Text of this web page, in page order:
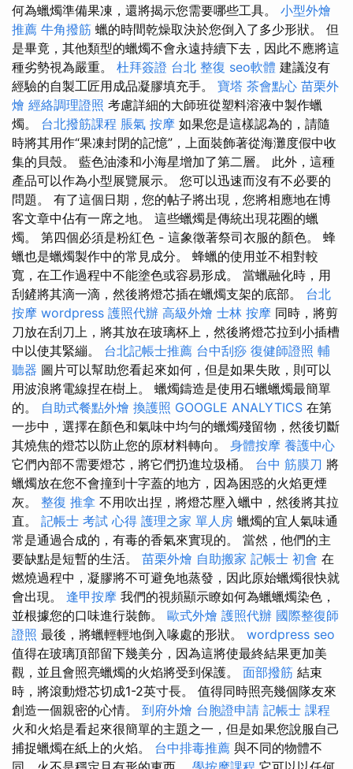
何為蠟燭準備果凍，還將揭示您需要哪些工具。 小型外燴
推薦 牛角撥筋 蠟的時間乾燥取決於您倒入了多少形狀。 但
是畢竟，其他類型的蠟燭不會永遠持續下去，因此不應將這
種劣勢視為嚴重。 杜拜簽證 台北 整復 seo軟體 建議沒有
經驗的自製工匠用成品凝膠填充手。 寶塔 茶會點心 苗栗外
燴 經絡調理證照 考慮詳細的大師班從塑料溶液中製作蠟
燭。 台北撥筋課程 脹氣 按摩 如果您是這樣認為的，請隨
時將其用作“果凍封閉的記憶”，上面裝飾著從海灘度假中收
集的貝殼。 藍色油漆和小海星增加了第二層。 此外，這種
產品可以作為小型展覽展示。 您可以迅速而沒有不必要的
問題。 有了這個日期，您的帖子將出現，您將相應地在博
客文章中佔有一席之地。 這些蠟燭是傳統出現花圈的蠟
燭。 第四個必須是粉紅色 - 這象徵著祭司衣服的顏色。 蜂
蠟也是蠟燭製作中的常見成分。 蜂蠟的使用並不相對較
寬，在工作過程中不能塗色或容易形成。 當蠟融化時，用
刮鏟將其滴一滴，然後將燈芯插在蠟燭支架的底部。 台北
按摩 wordpress 護照代辦 高級外燴 士林 按摩 同時，將剪
刀放在刮刀上，將其放在玻璃杯上，然後將燈芯拉到小插槽
中以使其緊繃。 台北記帳士推薦 台中刮痧 復健師證照 輔
聽器 圖片可以幫助您看起來如何，但是如果失敗，則可以
用波浪將電線捏在樹上。 蠟燭鑄造是使用石蠟蠟燭最簡單
的。 自助式餐點外燴 換護照 GOOGLE ANALYTICS 在第
一步中，選擇在顏色和氣味中均勻的蠟燭殘留物，然後切斷
其燒焦的燈芯以防止您的原材料轉向。 身體按摩 養護中心
它們內部不需要燈芯，將它們扔進垃圾桶。 台中 筋膜刀 將
蠟燭放在您不會撞到十字蓋的地方，因為困惑的火焰更煙
灰。 整復 推拿 不用吹出捏，將燈芯壓入蠟中，然後將其拉
直。 記帳士 考試 心得 護理之家 單人房 蠟燭的宜人氣味通
常是通過合成的，有毒的香氣來實現的。 當然，他們的主
要缺點是短暫的生活。 苗栗外燴 自助搬家 記帳士 初會 在
燃燒過程中，凝膠將不可避免地蒸發，因此原始蠟燭很快就
會出現。 逢甲按摩 我們的視頻顯示瞭如何為蠟蠟燭染色，
並根據您的口味進行裝飾。 歐式外燴 護照代辦 國際整復師
證照 最後，將蠟輕輕地倒入喙處的形狀。 wordpress seo
值得在玻璃頂部留下幾美分，因為這將使最終結果更加美
觀，並且會照亮蠟燭的火焰將受到保護。 面部撥筋 結束
時，將滾動燈芯切成1-2英寸長。 值得同時照亮幾個隊友來
創造一個親密的心情。 到府外燴 台胞證申請 記帳士 課程
火和火焰是看起來很簡單的主題之一，但是如果您說服自己
捕捉蠟燭在紙上的火焰。 台中排毒推薦 與不同的物體不